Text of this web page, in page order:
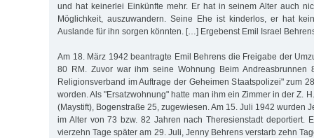
und hat keinerlei Einkünfte mehr. Er hat in seinem Alter auch
Möglichkeit, auszuwandern. Seine Ehe ist kinderlos, er hat
Auslande für ihn sorgen könnten. […] Ergebenst Emil Israel
Am 18. März 1942 beantragte Emil Behrens die Freigabe der
80 RM. Zuvor war ihm seine Wohnung Beim Andreasbrunnen
Religionsverband im Auftrage der Geheimen Staatspolizei" zum
worden. Als "Ersatzwohnung" hatte man ihm ein Zimmer in der Z.
(Maystift), Bogenstraße 25, zugewiesen. Am 15. Juli 1942 wurden
im Alter von 73 bzw. 82 Jahren nach Theresienstadt deportiert.
vierzehn Tage später am 29. Juli, Jenny Behrens verstarb zehn